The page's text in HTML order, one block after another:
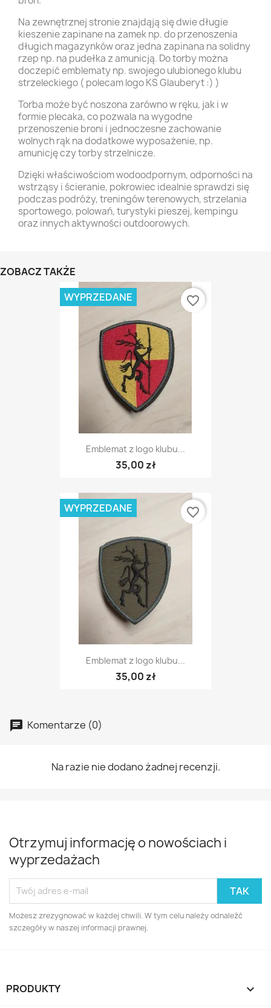
Na zewnętrznej stronie znajdąją się dwie długie
kieszenie zapinane na zamek np. do przenoszenia
długich magazynków oraz jedna zapinana na solidny
rzep np. na pudełka z amunicją. Do torby można
doczepić emblematy np. swojego ulubionego klubu
strzeleckiego ( polecam logo KS Glauberyt :) )
Torba może być noszona zarówno w ręku, jak i w
formie plecaka, co pozwala na wygodne
przenoszenie broni i jednoczesne zachowanie
wolnych rąk na dodatkowe wyposażenie, np.
amunicję czy torby strzelnicze.
Dzięki właściwościom wodoodpornym, odporności na
wstrząsy i ścieranie, pokrowiec idealnie sprawdzi się
podczas podróży, treningów terenowych, strzelania
sportowego, polowań, turystyki pieszej, kempingu
oraz innych aktywności outdoorowych.
ZOBACZ TAKŻE
Emblemat z logo klubu...
35,00 zł
WYPRZEDANE favorite_border
Emblemat z logo klubu...
35,00 zł
WYPRZEDANE favorite_border
Komentarze (0)
Na razie nie dodano żadnej recenzji.
Otrzymuj informację o nowościach i
wyprzedażach
Możesz zrezygnować w każdej chwili. W tym celu należy odnaleźć
szczegóły w naszej informacji prawnej.
PRODUKTY 